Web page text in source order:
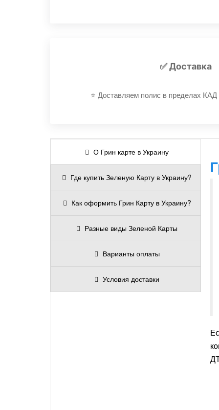
✅ Доставка
⭐️ Доставляем полис в пределах
О Грин карте в Украину
Где купить Зеленую Карту в Украину?
Как оформить Грин Карту в Украину?
Разные виды Зеленой Карты
Варианты оплаты
Условия доставки